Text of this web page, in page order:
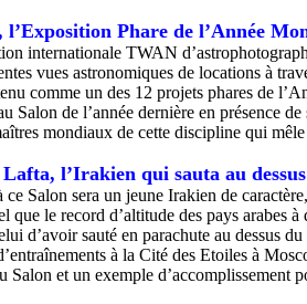
l’Exposition Phare de l’Année
internationale TWAN
vues astronomiques de locations à
comme un des 12 projets phares de
Salon de l’année dernière en présence
mondiaux de cette discipline qui mêle
l’Irakien qui sauta au
ce Salon sera un jeune Irakien de
que le record d’altitude des pays arabes
d’avoir sauté en parachute au dessus
à la Cité des Etoiles à
Salon et un exemple d’accomplissement